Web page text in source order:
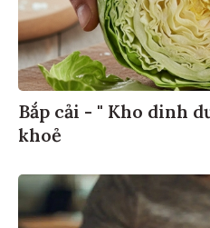
Bắp cải - " Kho dinh
khoẻ